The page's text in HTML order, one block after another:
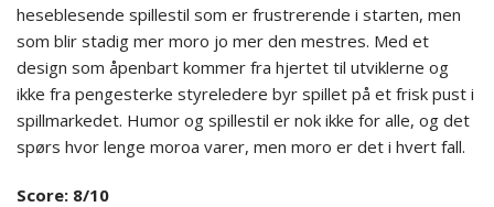
heseblesende spillestil som er frustrerende i starten, men
som blir stadig mer moro jo mer den mestres. Med et
design som åpenbart kommer fra hjertet til utviklerne og
ikke fra pengesterke styreledere byr spillet på et frisk pust i
spillmarkedet. Humor og spillestil er nok ikke for alle, og det
spørs hvor lenge moroa varer, men moro er det i hvert fall.
Score: 8/10